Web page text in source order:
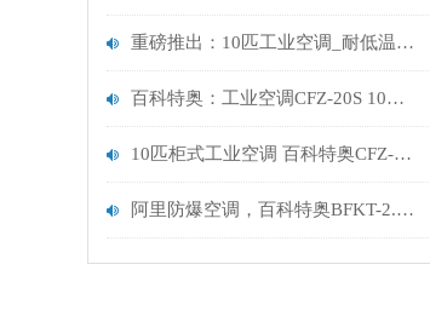
重磅推出：10匹工业空调_耐低温-20℃耐高温60℃ 大风量高效节能
百科特奥：工业空调CFZ-20S 10匹恒温工业空调机组
10匹柜式工业空调 百科特奥CFZ-20S 适合哪些行业使用
阿里防爆空调，百科特奥BFKT-2.6，阿里化工防爆空调